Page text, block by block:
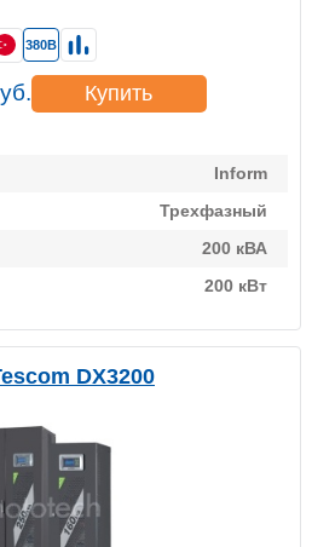
Inform
Трехфазный
200 кВА
200 кВт
380В
Купить
DX3200